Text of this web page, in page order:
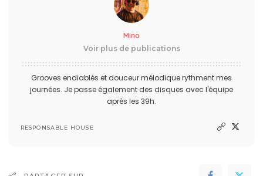
Mino
Voir plus de publications
Grooves endiablés et douceur mélodique rythment mes
journées. Je passe également des disques avec l'équipe
après les 39h.
RESPONSABLE HOUSE